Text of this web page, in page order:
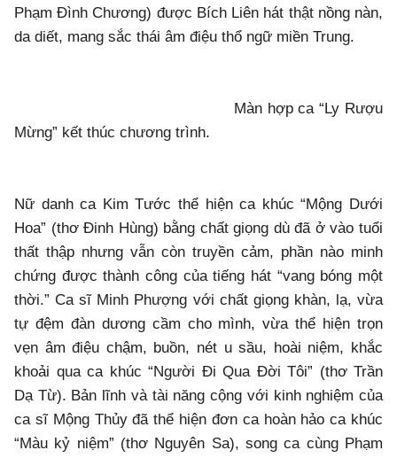
Phạm Đình Chương) được Bích Liên hát thật nồng nàn,
da diết, mang sắc thái âm điệu thổ ngữ miền Trung.
Màn hợp ca “Ly Rượu
Mừng” kết thúc chương trình.
Nữ danh ca Kim Tước thể hiện ca khúc “Mộng Dưới
Hoa” (thơ Đinh Hùng) bằng chất giọng dù đã ở vào tuổi
thất thập nhưng vẫn còn truyền cảm, phần nào minh
chứng được thành công của tiếng hát “vang bóng một
thời.” Ca sĩ Minh Phượng với chất giọng khàn, lạ, vừa
tự đệm đàn dương cầm cho mình, vừa thể hiện trọn
vẹn âm điệu chậm, buồn, nét u sầu, hoài niệm, khắc
khoải qua ca khúc “Người Đi Qua Đời Tôi” (thơ Trần
Dạ Từ). Bản lĩnh và tài năng cộng với kinh nghiệm của
ca sĩ Mộng Thủy đã thể hiện đơn ca hoàn hảo ca khúc
“Màu kỷ niệm” (thơ Nguyên Sa), song ca cùng Phạm